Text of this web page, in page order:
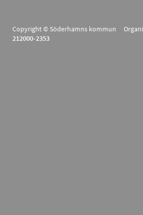
Copyright © Söderhamns kommun
212000-2353